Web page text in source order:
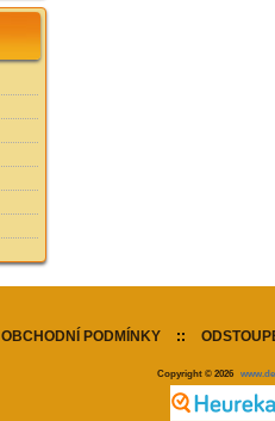
OBCHODNÍ PODMÍNKY ::
Copyright © 2026